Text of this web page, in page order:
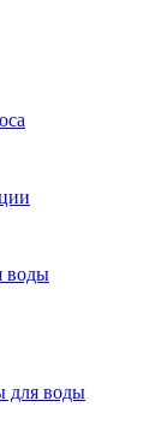
воды
для воды